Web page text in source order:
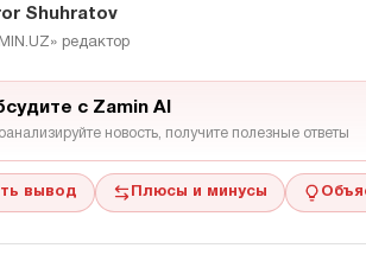
Shuhratov
редактор
с Zamin AI
новость, получите полезные ответы
вывод Плюсы и минусы